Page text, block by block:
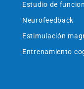
Estudio de
Neurofeedback
Estimulación
Entrenamiento